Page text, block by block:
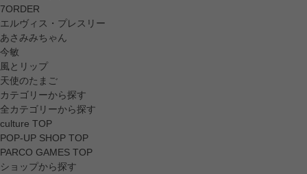
7ORDER
エルヴィス・プレスリー
あさみみちゃん
今敏
風とリップ
天使のたまご
カテゴリーから探す
全カテゴリーから探す
culture TOP
POP-UP SHOP TOP
PARCO GAMES TOP
ショップから探す